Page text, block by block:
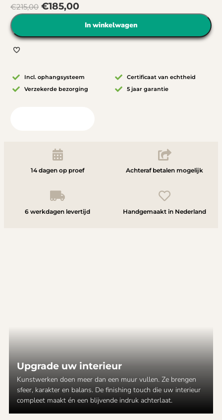
€215,00 €185,00
In winkelwagen
Incl. ophangsysteem
Verzekerde bezorging
Certificaat van echtheid
5 jaar garantie
14 dagen op proef Achteraf betalen mogelijk
6 werkdagen levertijd Handgemaakt in Nederland
Upgrade uw interieur
Kunstwerken doen meer dan een muur vullen. Ze brengen
sfeer, karakter en balans. De finishing touch die uw interieur
compleet maakt én een blijvende indruk achterlaat.